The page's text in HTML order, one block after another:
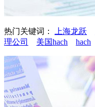
热门关键词： 上海龙跃
理公司
美国hach hach